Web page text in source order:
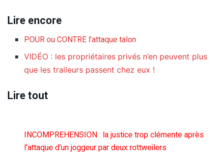
Lire encore
POUR ou CONTRE l’attaque talon
VIDÉO : les propriétaires privés n’en peuvent plus
que les traileurs passent chez eux !
Lire tout
INCOMPREHENSION : la justice trop clémente après
l’attaque d’un joggeur par deux rottweilers